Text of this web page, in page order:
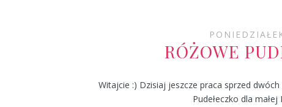
RÓŻOWE
Witajcie :) Dzisiaj jeszcze praca sprzed
Pudełeczko dla